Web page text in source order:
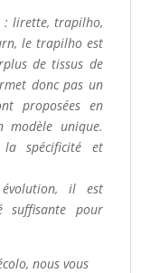
: lirette, trapilho,
le trapilho est
de tissus de
donc pas un
proposées en
unique.
la spécificité et
il est
suffisante pour
nous vous